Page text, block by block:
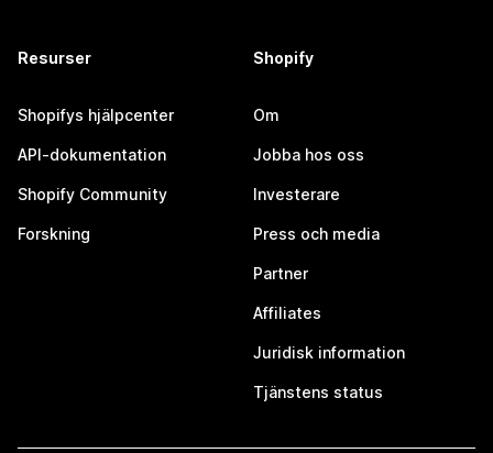
Resurser
Shopifys hjälpcenter
API-dokumentation
Shopify Community
Forskning
Shopify
Om
Jobba hos oss
Investerare
Press och media
Partner
Affiliates
Juridisk information
Tjänstens status